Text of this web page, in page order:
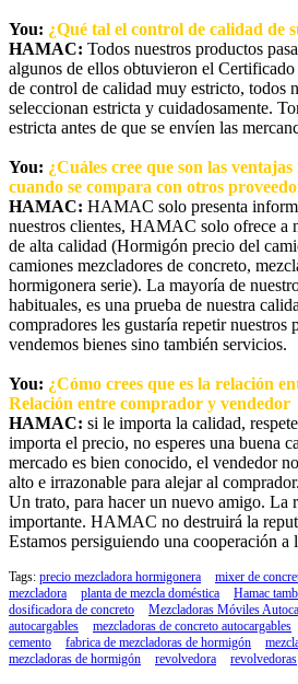
You: ¿Qué tal el control de calidad de
HAMAC: Todos nuestros productos
algunos de ellos obtuvieron el Certificado
de control de calidad muy estricto, todos
seleccionan estricta y cuidadosamente.
estricta antes de que se envíen las
You: ¿Cuáles cree que son las
cuando se compara con otros
HAMAC: HAMAC solo presenta
nuestros clientes, HAMAC solo ofrece a
de alta calidad (Hormigón precio del
camiones mezcladores de concreto,
hormigonera serie). La mayoría de
habituales, es una prueba de nuestra
compradores les gustaría repetir nuestros
vendemos bienes sino también servicios.
You: ¿Cómo crees que es la relación
Relación entre comprador y vendedor
HAMAC: si le importa la calidad,
importa el precio, no esperes una buena
mercado es bien conocido, el vendedor
alto e irrazonable para alejar al comprador.
Un trato, para hacer un nuevo amigo. La
importante. HAMAC no destruirá la
Estamos persiguiendo una cooperación a
Tags: precio mezcladora hormigonera mixer de
mezcladora
planta de mezcla doméstica Hamac
dosificadora de concreto
Mezcladoras Móviles
autocargables
mezcladoras de concreto autocargables
cemento
fabrica de mezcladoras de hormigón
mezcladoras de hormigón
revolvedora revolvedoras